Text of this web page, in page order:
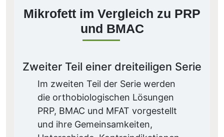
Mikrofett im Vergleich zu PRP
und BMAC
Zweiter Teil einer dreiteiligen Serie
Im zweiten Teil der Serie werden
die orthobiologischen Lösungen
PRP, BMAC und MFAT vorgestellt
und ihre Gemeinsamkeiten,